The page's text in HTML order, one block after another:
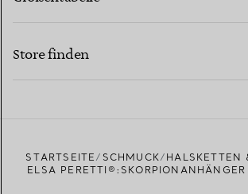
Store finden
STARTSEITE SCHMUCK
HALSKETTEN
ELSA